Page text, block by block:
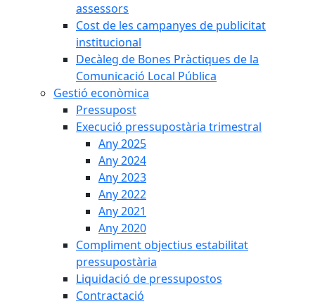
assessors
Cost de les campanyes de publicitat
institucional
Decàleg de Bones Pràctiques de la
Comunicació Local Pública
Gestió econòmica
Pressupost
Execució pressupostària trimestral
Any 2025
Any 2024
Any 2023
Any 2022
Any 2021
Any 2020
Compliment objectius estabilitat
pressupostària
Liquidació de pressupostos
Contractació